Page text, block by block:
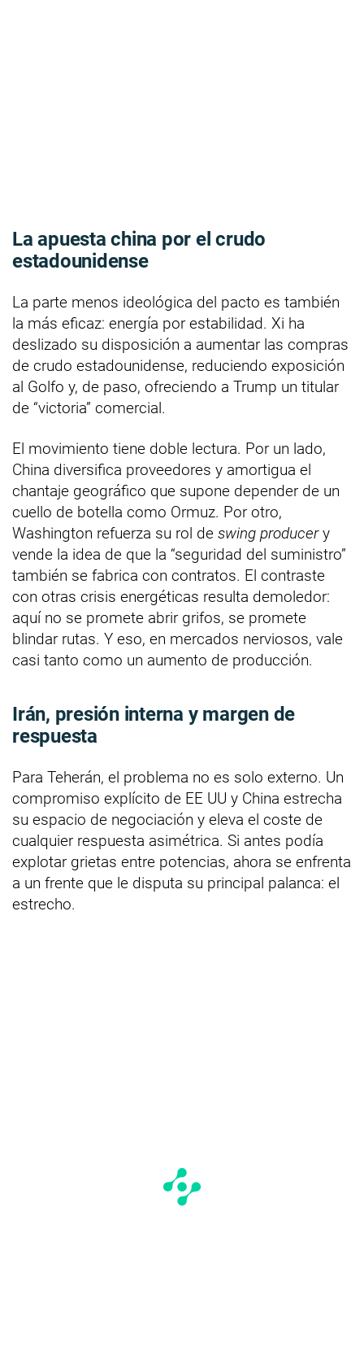
La apuesta china por el crudo
estadounidense
La parte menos ideológica del pacto es también
la más eficaz: energía por estabilidad. Xi ha
deslizado su disposición a aumentar las compras
de crudo estadounidense, reduciendo exposición
al Golfo y, de paso, ofreciendo a Trump un titular
de “victoria” comercial.
El movimiento tiene doble lectura. Por un lado,
China diversifica proveedores y amortigua el
chantaje geográfico que supone depender de un
cuello de botella como Ormuz. Por otro,
Washington refuerza su rol de swing producery
vende la idea de que la “seguridad del suministro”
también se fabrica con contratos. El contraste
con otras crisis energéticas resulta demoledor:
aquí no se promete abrir grifos, se promete
blindar rutas. Y eso, en mercados nerviosos, vale
casi tanto como un aumento de producción.
Irán, presión interna y margen de
respuesta
Para Teherán, el problema no es solo externo. Un
compromiso explícito de EE UU y China estrecha
su espacio de negociación y eleva el coste de
cualquier respuesta asimétrica. Si antes podía
explotar grietas entre potencias, ahora se enfrenta
a un frente que le disputa su principal palanca: el
estrecho.